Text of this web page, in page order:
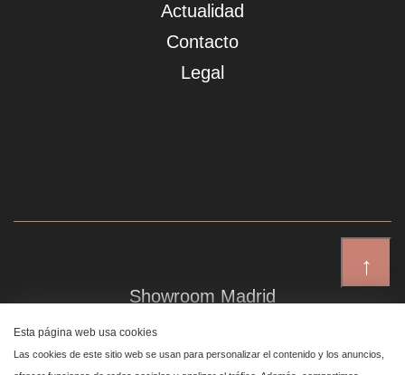
↑
Actualidad
Contacto
Legal
Showroom Madrid
Plaza de Canalejas 6, 4 izq
Centro, 28014 Madrid
Esta página web usa cookies
Las cookies de este sitio web se usan para personalizar el contenido y los anuncios,